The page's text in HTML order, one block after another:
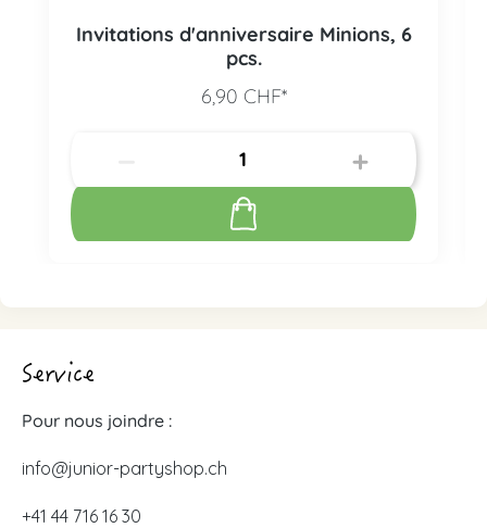
Invitations d'anniversaire Minions, 6
pcs.
6,90 CHF*
Service
Pour nous joindre :
info@junior-partyshop.ch
+41 44 716 16 30